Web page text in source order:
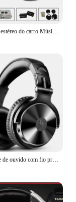
Alto-falantes estéreo do carro Música Carro Tweeters 300W Car Audio Silk Film Speaker Boxes High-Pitched Modifier Tweeters
Oneodio fone de ouvido com fio profissional estúdio pro dj fones de ouvido com microfone cabo de serviço duplo monitor de alta fidelidade fone de ouvido de música para telefone pc